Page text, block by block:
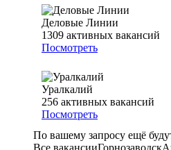
Деловые Линии
1309 активных вакансий
Посмотреть
Уралкалий
256 активных вакансий
Посмотреть
По вашему запросу ещё